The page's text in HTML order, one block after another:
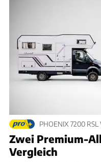
PHOENIX 7200
Zwei Premium-
Vergleich